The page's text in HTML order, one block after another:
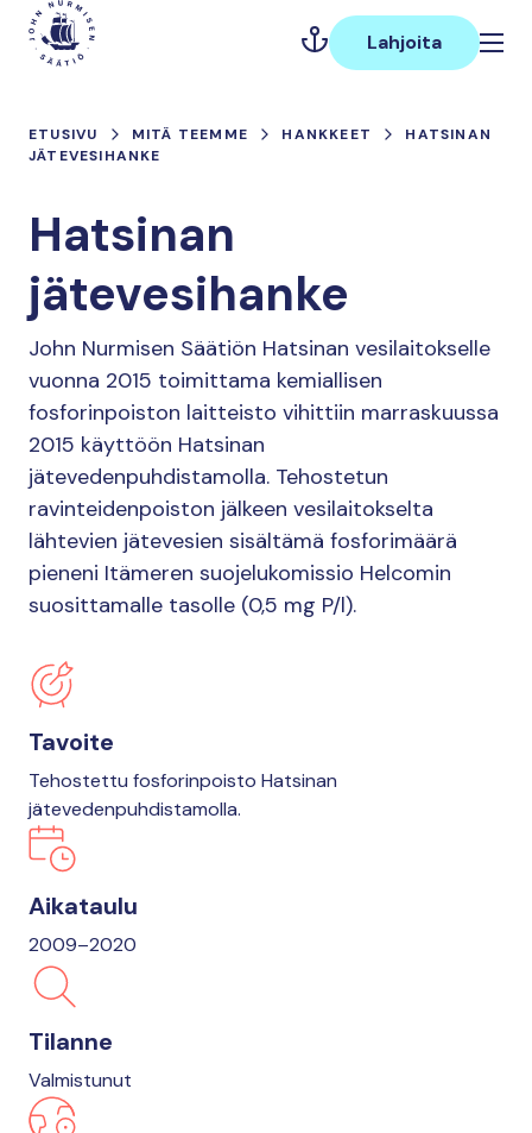
Hyppää
sisältöön
Päävalikko
Lahjoita
ETUSIVU MITÄ TEEMME HANKKEET
HATSINAN
JÄTEVESIHANKE
Hatsinan
jätevesihanke
John Nurmisen Säätiön Hatsinan vesilaitokselle
vuonna 2015 toimittama kemiallisen
fosforinpoiston laitteisto vihittiin marraskuussa
2015 käyttöön Hatsinan
jätevedenpuhdistamolla. Tehostetun
ravinteidenpoiston jälkeen vesilaitokselta
lähtevien jätevesien sisältämä fosforimäärä
pieneni Itämeren suojelukomissio Helcomin
suosittamalle tasolle (0,5 mg P/l).
Tavoite
Tehostettu fosforinpoisto Hatsinan
jätevedenpuhdistamolla.
Aikataulu
2009–2020
Tilanne
Valmistunut